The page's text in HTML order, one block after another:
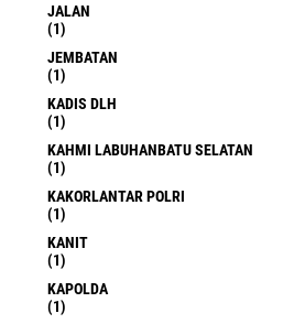
JALAN
(1)
JEMBATAN
(1)
KADIS DLH
(1)
KAHMI LABUHANBATU SELATAN
(1)
KAKORLANTAR POLRI
(1)
KANIT
(1)
KAPOLDA
(1)